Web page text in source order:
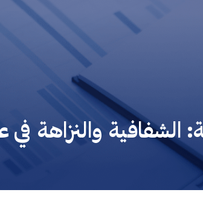
الشفافية والنزاهة في